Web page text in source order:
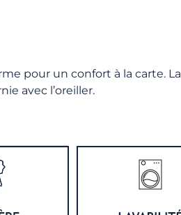
pour un confort à la carte. La
avec l’oreiller.